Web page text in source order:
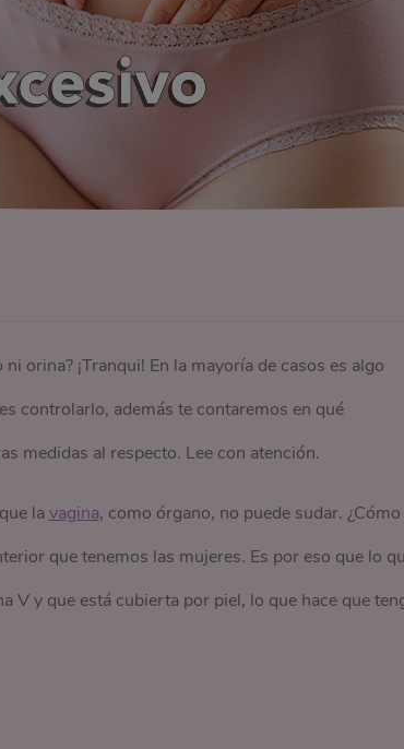
orina? ¡Tranqui! En la mayoría de casos es algo
controlarlo, además te contaremos en qué
medidas al respecto. Lee con atención.
la vagina, como órgano, no puede sudar. ¿Cómo
que tenemos las mujeres. Es por eso que lo
V y que está cubierta por piel, lo que hace que